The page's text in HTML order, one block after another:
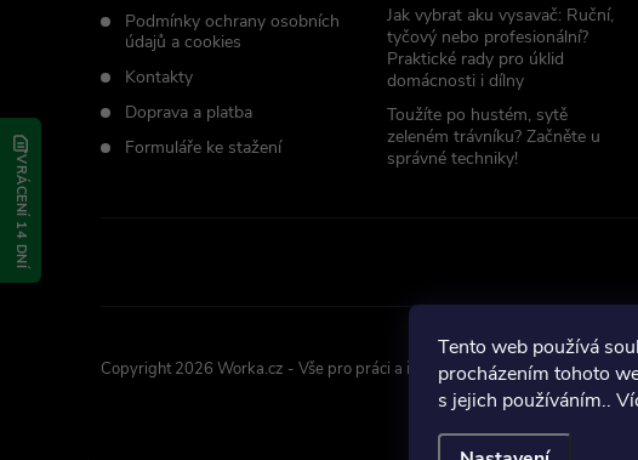
Tento web používá
procházením tohoto
s jejich používáním..
Podmínky ochrany osobních
údajů a cookies
Kontakty
Doprava a platba
Formuláře ke stažení
Jak vybrat aku vysavač: Ruční,
tyčový nebo profesionální?
Praktické rady pro úklid
domácnosti i dílny
Toužíte po hustém, sytě
zeleném trávníku? Začněte u
správné techniky!
Copyright 2026 Worka.cz - Vše pro práci a řemeslo. Všechna práva
VRÁCENÍ 14 DNÍ